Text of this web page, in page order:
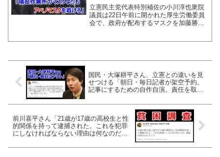
ろ」心無い言葉を放つ
立憲民主党代表特別補佐の小川淳也衆院
議員は22日午前に開かれた厚生労働委員
会で、政府が配布するマスクを加藤勝信
国民・大塚耕平さん、立憲との違いを見
せつける「朝日・毎日記者が架空予約。
記事にするための自作自演。責任を取る
前川喜平さん「21歳が17歳の高校生と性
的関係を持って逮捕された。これを犯罪
にしなければならない理由は何なのだろ